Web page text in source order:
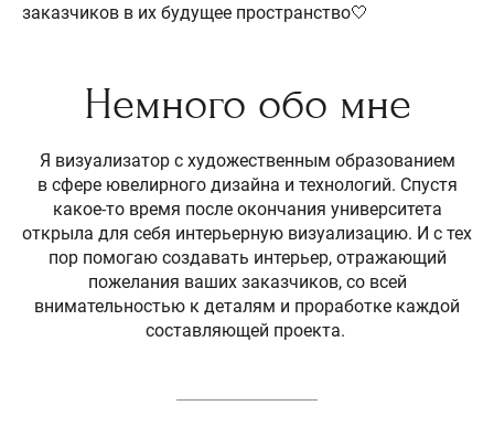
заказчиков в их будущее пространство🤍
Немного обо мне
Я визуализатор с художественным образованием
в сфере ювелирного дизайна и технологий. Спустя
какое-то время после окончания университета
открыла для себя интерьерную визуализацию. И с тех
пор помогаю создавать интерьер, отражающий
пожелания ваших заказчиков, со всей
внимательностью к деталям и проработке каждой
составляющей проекта.